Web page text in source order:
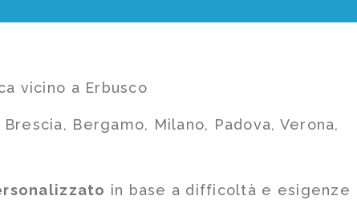
vicino a Erbusco
Bergamo, Milano, Padova, Verona,
in base a difficoltà e esigenze